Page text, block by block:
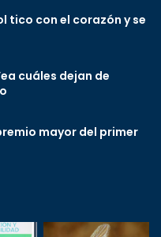
tico con el corazón y se
cuáles dejan de
mayor del primer